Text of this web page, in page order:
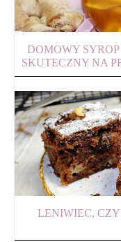
DOMOWY
SKUTECZNY NA
LENIWIEC,